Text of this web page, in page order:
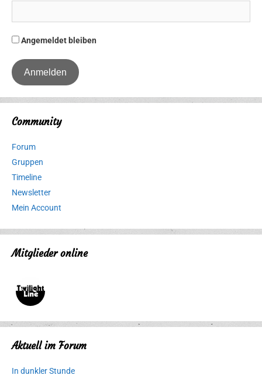
Angemeldet bleiben
Community
Forum
Gruppen
Timeline
Newsletter
Mein Account
Mitglieder online
Aktuell im Forum
In dunkler Stunde